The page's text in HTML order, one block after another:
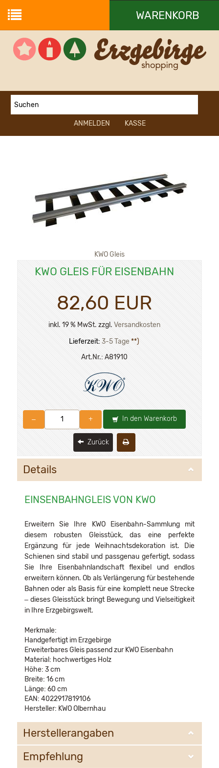
WARENKORB
Ihr Warenkorb ist leer.
ANMELDEN KASSE
KWO Gleis
KWO GLEIS FÜR EISENBAHN
82,60 EUR
inkl. 19 % MwSt. zzgl. Versandkosten
Lieferzeit: 3-5 Tage **)
Art.Nr.: A81910
– + In den Warenkorb
Zurück
Details
EINSENBAHNGLEIS VON KWO
Erweitern Sie Ihre KWO Eisenbahn-Sammlung mit
diesem robusten Gleisstück, das eine perfekte
Ergänzung für jede Weihnachtsdekoration ist. Die
Schienen sind stabil und passgenau gefertigt, sodass
Sie Ihre Eisenbahnlandschaft flexibel und endlos
erweitern können. Ob als Verlängerung für bestehende
Bahnen oder als Basis für eine komplett neue Strecke
– dieses Gleisstück bringt Bewegung und Vielseitigkeit
in Ihre Erzgebirgswelt.
Merkmale:
Handgefertigt im Erzgebirge
Erweiterbares Gleis passend zur KWO Eisenbahn
Material: hochwertiges Holz
Höhe: 3 cm
Breite: 16 cm
Länge: 60 cm
EAN: 4022917819106
Hersteller: KWO Olbernhau
Herstellerangaben
KWO Kunstgewerbe-Werkstätten Olbernhau GmbH
Empfehlung